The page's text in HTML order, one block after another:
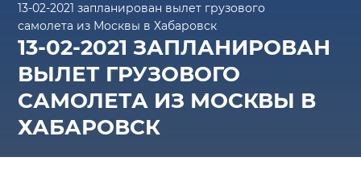
13-02-2021 запланирован вылет грузового
самолета из Москвы в Хабаровск
13-02-2021 ЗАПЛАНИРОВАН
ВЫЛЕТ ГРУЗОВОГО
САМОЛЕТА ИЗ МОСКВЫ В
ХАБАРОВСК